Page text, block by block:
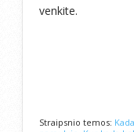
venkite.
Straipsnio temos: